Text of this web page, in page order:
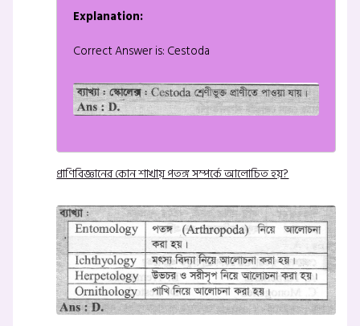
Explanation:
Correct Answer is: Cestoda
প্রাণিবিজ্ঞানের কোন শাখায় পতঙ্গ সম্পর্কে আলোচিত হয়?